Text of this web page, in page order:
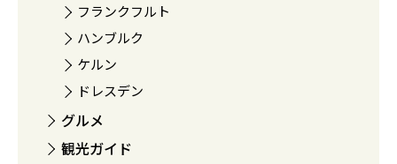
フランクフルト
ハンブルク
ケルン
ドレスデン
グルメ
観光ガイド